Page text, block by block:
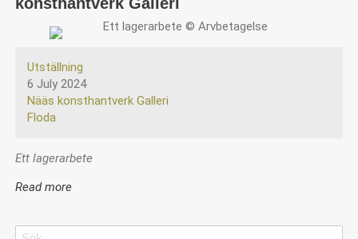
konsthantverk Galleri
Utställning
6 July 2024
Nääs konsthantverk Galleri
Floda
Ett lagerarbete
Read moreabout
Search
Search